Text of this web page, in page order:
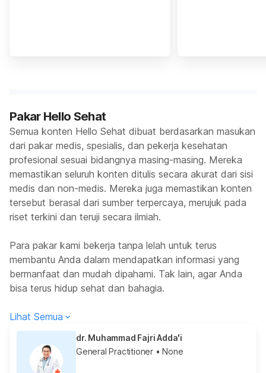
Pakar Hello Sehat
Semua konten Hello Sehat dibuat berdasarkan masukan
dari pakar medis, spesialis, dan pekerja kesehatan
profesional sesuai bidangnya masing-masing. Mereka
memastikan seluruh konten ditulis secara akurat dari sisi
medis dan non-medis. Mereka juga memastikan konten
tersebut berasal dari sumber terpercaya, merujuk pada
riset terkini dan teruji secara ilmiah.
Para pakar kami bekerja tanpa lelah untuk terus
membantu Anda dalam mendapatkan informasi yang
bermanfaat dan mudah dipahami. Tak lain, agar Anda
bisa terus hidup sehat dan bahagia.
Lihat Semua
dr. Muhammad Fajri Adda'i
General Practitioner • None